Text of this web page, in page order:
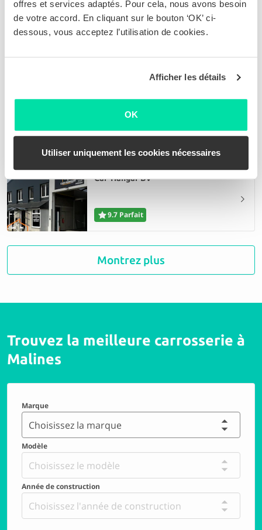
offres et services adaptés. Pour cela, nous avons besoin
de votre accord. En cliquant sur le bouton ‘OK’ ci-
dessous, vous acceptez l’utilisation de cookies.
Afficher les détails
OK
Utiliser uniquement les cookies nécessaires
Garage Montana bvba
Carrosserie Hankar
9.5 Parfait
Car-Hangar BV
9.7 Parfait
Smart Car Repair Zaventem
Carrosserie Autocenter A12
9.5 Parfait
Montrez plus
Trouvez la meilleure carrosserie à
Malines
Marque
Choisissez la marque
Modèle
Choisissez le modèle
Année de construction
Choisissez l'année de construction